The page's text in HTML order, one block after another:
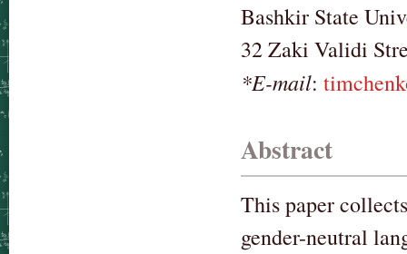
Bashkir State
32 Zaki Validi
*E-mail:
Abstract
This paper
gender-neutral